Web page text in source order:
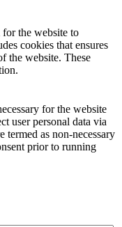
for the website to
cookies that ensures
the website. These
for the website
user personal data via
termed as non-necessary
prior to running